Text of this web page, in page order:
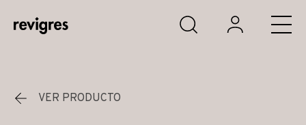
Saltar al contenido principal
VER PRODUCTO